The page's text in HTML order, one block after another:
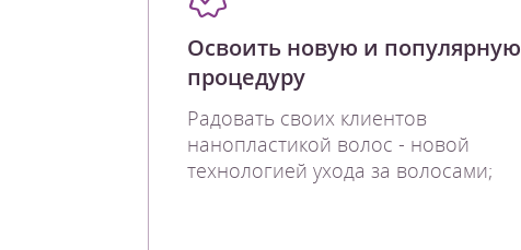
Освоить новую и популярную
процедуру
Радовать своих клиентов
нанопластикой волос - новой
технологией ухода за волосами;